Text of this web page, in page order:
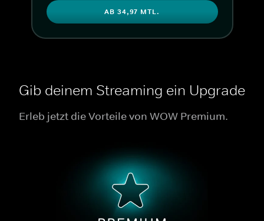
AB 34,97 MTL.
Gib deinem Streaming ein Upgrade
Erleb jetzt die Vorteile von WOW Premium.